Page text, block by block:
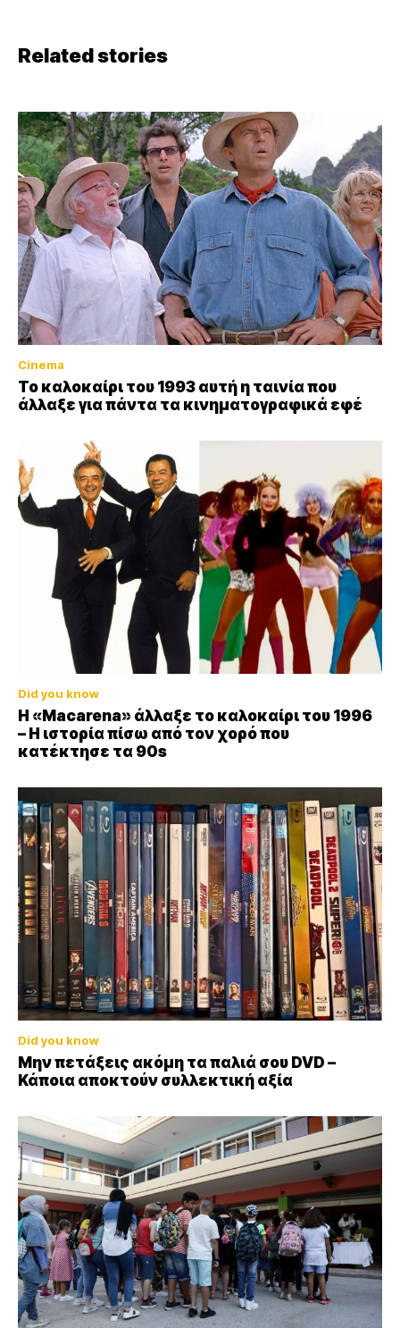
Related stories
Cinema
Το καλοκαίρι του 1993 αυτή η ταινία που
άλλαξε για πάντα τα κινηματογραφικά εφέ
Did you know
Η «Macarena» άλλαξε το καλοκαίρι του 1996
– Η ιστορία πίσω από τον χορό που
κατέκτησε τα 90s
Did you know
Μην πετάξεις ακόμη τα παλιά σου DVD –
Κάποια αποκτούν συλλεκτική αξία